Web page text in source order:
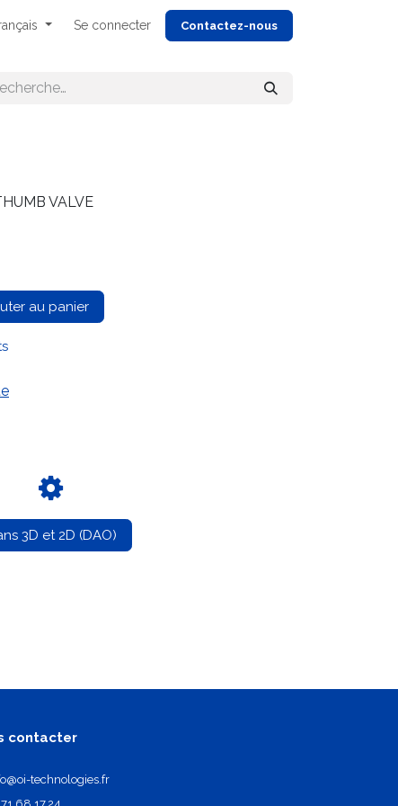
Se connecter Contactez-nous
VALVE
au panier
3D et 2D (DAO)
contacter
technologies.fr